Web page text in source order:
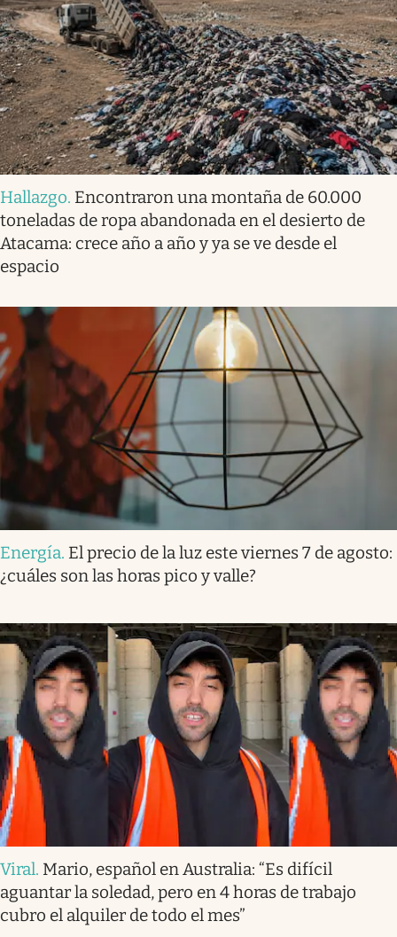
Hallazgo. Encontraron una montaña de 60.000
toneladas de ropa abandonada en el desierto de
Atacama: crece año a año y ya se ve desde el
espacio
Energía. El precio de la luz este viernes 7 de agosto:
¿cuáles son las horas pico y valle?
Viral. Mario, español en Australia: “Es difícil
aguantar la soledad, pero en 4 horas de trabajo
cubro el alquiler de todo el mes”